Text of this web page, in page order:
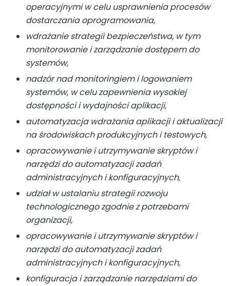
operacyjnymi w celu usprawnienia procesów
dostarczania oprogramowania,
wdrażanie strategii bezpieczeństwa, w tym
monitorowanie i zarządzanie dostępem do
systemów,
nadzór nad monitoringiem i logowaniem
systemów, w celu zapewnienia wysokiej
dostępności i wydajności aplikacji,
automatyzacja wdrażania aplikacji i aktualizacji
na środowiskach produkcyjnych i testowych,
opracowywanie i utrzymywanie skryptów i
narzędzi do automatyzacji zadań
administracyjnych i konfiguracyjnych,
udział w ustalaniu strategii rozwoju
technologicznego zgodnie z potrzebami
organizacji,
opracowywanie i utrzymywanie skryptów i
narzędzi do automatyzacji zadań
administracyjnych i konfiguracyjnych,
konfiguracja i zarządzanie narzędziami do